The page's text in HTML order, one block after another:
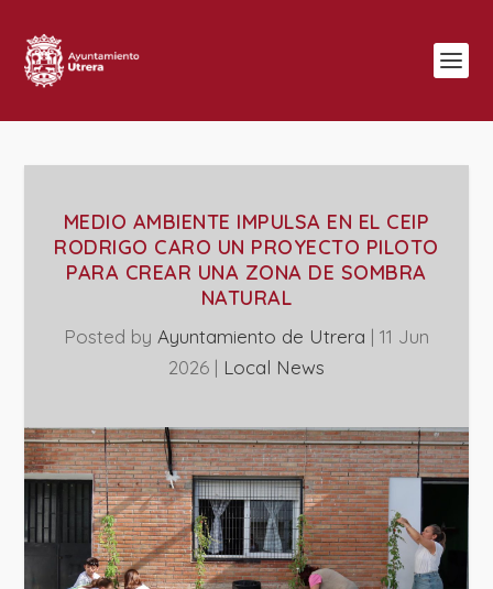
MEDIO AMBIENTE IMPULSA EN EL CEIP
RODRIGO CARO UN PROYECTO PILOTO
PARA CREAR UNA ZONA DE SOMBRA
NATURAL
Posted by Ayuntamiento de Utrera | 11 Jun
2026 | Local News